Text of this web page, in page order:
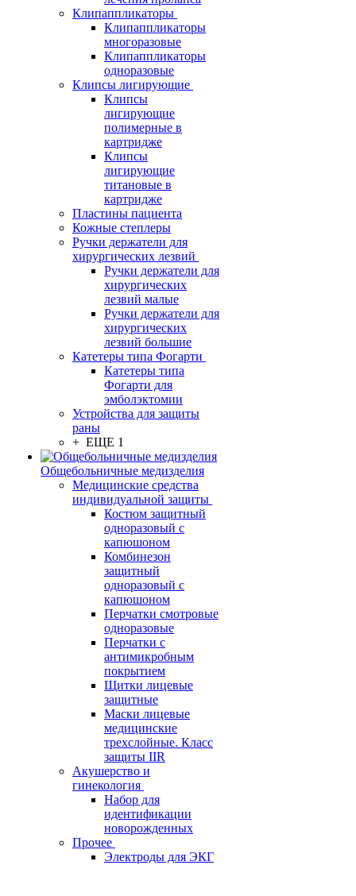
Клипаппликаторы
Клипаппликаторы
многоразовые
Клипаппликаторы
одноразовые
Клипсы лигирующие
Клипсы
лигирующие
полимерные в
картридже
Клипсы
лигирующие
титановые в
картридже
Пластины пациента
Кожные степлеры
Ручки держатели для
хирургических лезвий
Ручки держатели для
хирургических
лезвий малые
Ручки держатели для
хирургических
лезвий большие
Катетеры типа Фогарти
Катетеры типа
Фогарти для
эмболэктомии
Устройства для защиты
раны
+ ЕЩЕ 1
Общебольничные медизделия
Медицинские средства
индивидуальной защиты
Костюм защитный
одноразовый с
капюшоном
Комбинезон
защитный
одноразовый с
капюшоном
Перчатки смотровые
одноразовые
Перчатки с
антимикробным
покрытием
Щитки лицевые
защитные
Маски лицевые
медицинские
трехслойные. Класс
защиты IIR
Акушерство и
гинекология
Набор для
идентификации
новорожденных
Прочее
Электроды для ЭКГ